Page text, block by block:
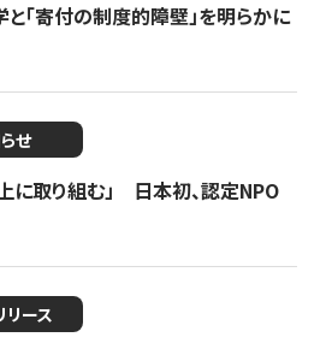
と「寄付の制度的障壁」を明らかに
せ
に取り組む」 日本初、認定NPO
リース